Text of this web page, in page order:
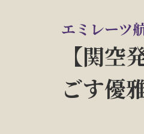
エミレーツ
【関
ごす優